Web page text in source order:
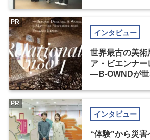
インタビュー
世界最古の美術
ア・ビエンナ
―B-OWNDが世
PR
インタビュー
“体験”から災
PR